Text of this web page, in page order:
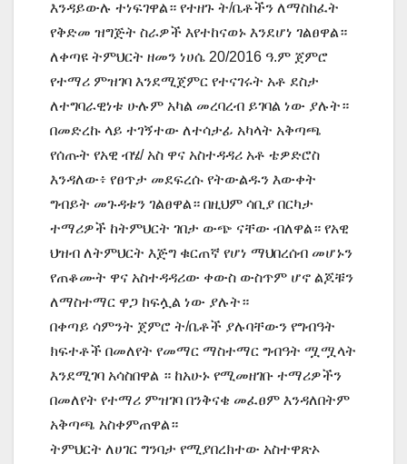
እንዳይውሉ ተነፍገዋል። የተዘጉ ት/ቤቶችን ለማስከፈት
የቅድመ ዝግጅት ስራዎች እየተከናወኑ እንደሆነ ገልፀዋል።
ለቀጣዩ ትምህርት ዘመን ነሀሴ 20/2016 ዓ.ም ጀምሮ
የተማሪ ምዝገባ እንደሚጀምር የተናገሩት አቶ ደስታ
ለተግባራዊነቱ ሁሉም አካል መረባረብ ይገባል ነው ያሉት።
በመድረኩ ላይ ተገኝተው ለተሳታፊ አካላት አቅጣጫ
የሰጡት የአዊ ብሄ/ አስ ዋና አስተዳዳሪ አቶ ቴዎድሮስ
እንዳለው፥ የፀጥታ መደፍረሱ የትውልዱን እውቀት
ግብይት መጉዳቱን ገልፀዋል። በዚህም ሳቢያ በርካታ
ተማሪዎች ከትምህርት ገበታ ውጭ ናቸው ብለዋል። የአዊ
ህዝብ ለትምህርት እጅግ ቁርጠኛ የሆነ ማህበረሰብ መሆኑን
የጠቆሙት ዋና አስተዳዳሪው ቀውስ ውስጥም ሆኖ ልጆቹን
ለማስተማር ዋጋ ከፍሏል ነው ያሉት።
በቀጣይ ሳምንት ጀምሮ ት/ቤቶች ያሉባቸውን የግብዓት
ክፍተቶች በመለየት የመማር ማስተማር ግብዓት ሟሟላት
እንደሚገባ አሳስበዋል ። ከአሁኑ የሚመዘገቡ ተማሪዎችን
በመለየት የተማሪ ምዝገባ በንቅናቄ መፈፀም እንዳለበትም
አቅጣጫ አስቀምጠዋል።
ትምህርት ለሀገር ግንባታ የሚያበረክተው አስተዋጽኦ